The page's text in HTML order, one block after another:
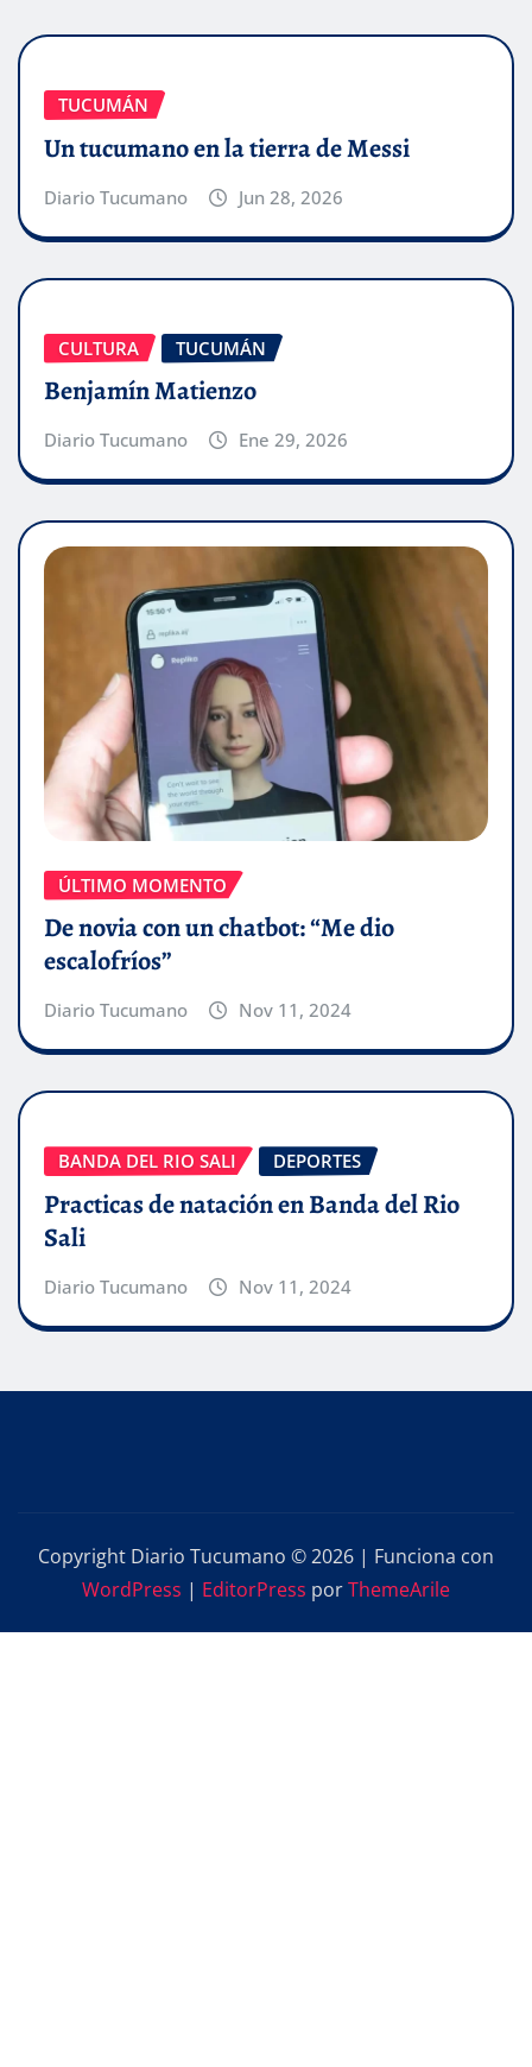
TUCUMÁN
Un tucumano en la tierra de Messi
Diario Tucumano Jun 28, 2026
CULTURA TUCUMÁN
Benjamín Matienzo
Diario Tucumano Ene 29, 2026
ÚLTIMO MOMENTO
De novia con un chatbot: “Me dio
escalofríos”
Diario Tucumano Nov 11, 2024
BANDA DEL RIO SALI DEPORTES
Practicas de natación en Banda del Rio
Sali
Diario Tucumano Nov 11, 2024
Copyright Diario Tucumano © 2026 | Funciona con
WordPress | EditorPress porThemeArile